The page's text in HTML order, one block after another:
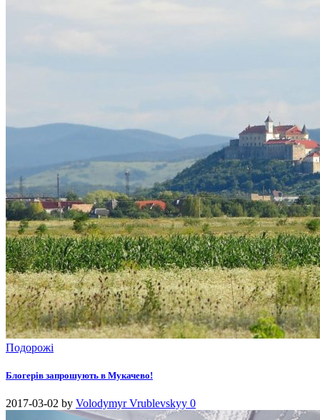
Подорожі
Блогерів запрошують в Мукачево!
2017-03-02 by Volodymyr Vrublevskyy 0